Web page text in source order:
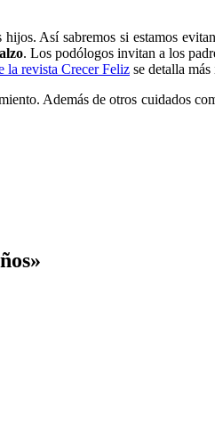
Así sabremos si estamos
. Los podólogos invitan a los
la revista Crecer Feliz se detalla
Además de otros cuidados
»